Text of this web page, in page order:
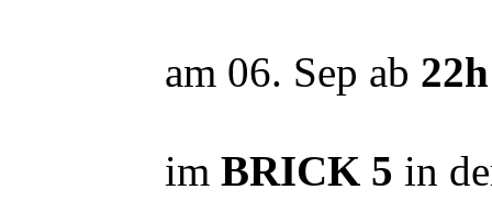
am 06. Sep ab 22h
im BRICK 5 in